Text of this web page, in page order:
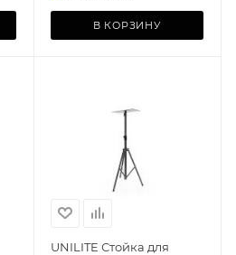
В КОРЗИНУ
UNILITE Стойка для